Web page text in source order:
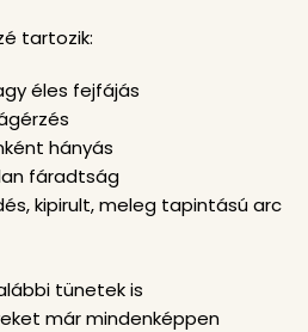
tartozik:
éles fejfájás
hányás
fáradtság
kipirult, meleg tapintású arc
tünetek is
már mindenképpen